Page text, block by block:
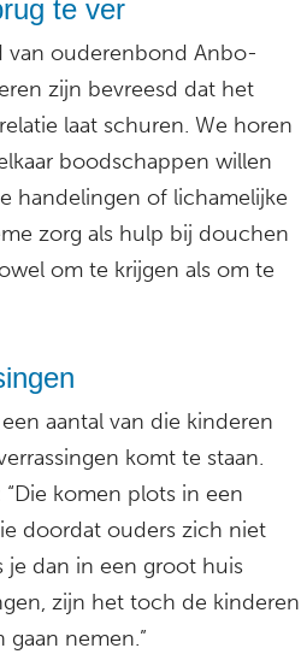
te ver
van ouderenbond Anbo-
zijn bevreesd dat het
laat schuren. We horen
boodschappen willen
handelingen of lichamelijke
zorg als hulp bij douchen
om te krijgen als om te
aantal van die kinderen
komt te staan.
komen plots in een
doordat ouders zich niet
je dan in een groot huis
zijn het toch de kinderen
nemen.”